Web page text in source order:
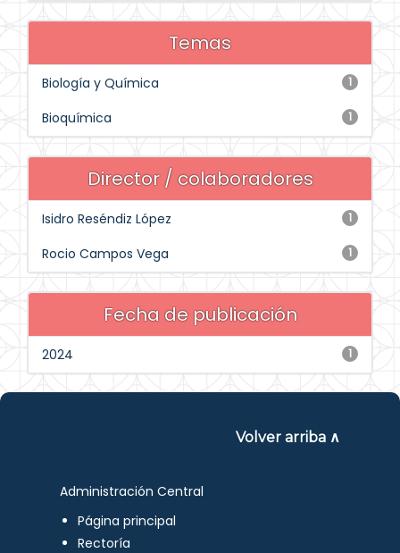
Temas
1
Biología y Química
1
Bioquímica
Director / colaboradores
1
Isidro Reséndiz López
1
Rocio Campos Vega
Fecha de publicación
1
2024
Volver arriba ∧
Administración Central
Página principal
Rectoría